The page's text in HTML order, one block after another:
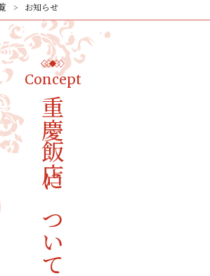
お知らせ
Concept
重慶飯店について